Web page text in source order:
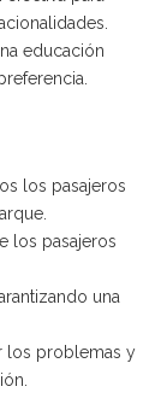
educación
los pasajeros
los pasajeros
una
los problemas y